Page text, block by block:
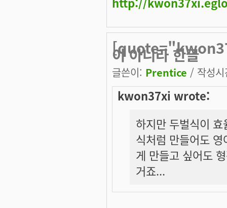
이 아니라 한글
글쓴이: Prentice / 작성
kwon37xi wrote:
하지만 두벌식이
식처럼 만들어도
게 만들고 싶어도
거죠...